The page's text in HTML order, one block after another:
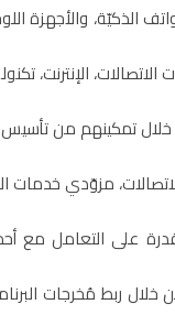
الذكيّة، والأجهزة
الإنترنت،
خلال تمكينهم من
مزوّدي خدمات
على التعامل مع
خلال ربط مُخرجات